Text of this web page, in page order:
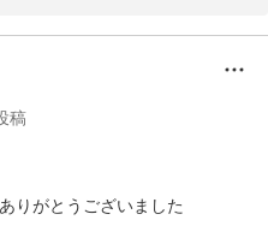
物で独特な構造をしており、大
雰囲気でのご宿泊をお楽しみい
ゆっくりとお寛ぎいただければ
稿
りがとうございました